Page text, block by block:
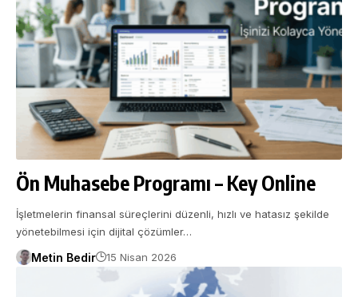
Ön Muhasebe Programı – Key Online
İşletmelerin finansal süreçlerini düzenli, hızlı ve hatasız şekilde
yönetebilmesi için dijital çözümler…
Metin Bedir 15 Nisan 2026